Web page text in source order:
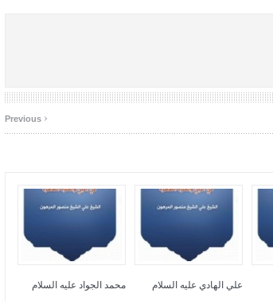
‹
علي الهادي عليه السلام محمد الجواد عليه السلام